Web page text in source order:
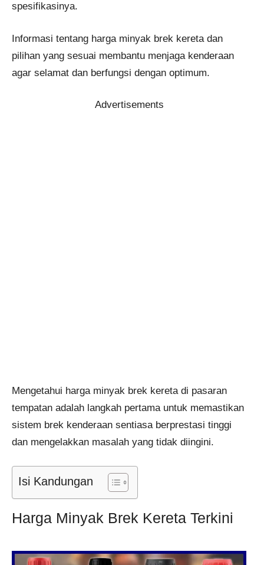
spesifikasinya.
Informasi tentang harga minyak brek kereta dan
pilihan yang sesuai membantu menjaga kenderaan
agar selamat dan berfungsi dengan optimum.
Advertisements
Mengetahui harga minyak brek kereta di pasaran
tempatan adalah langkah pertama untuk memastikan
sistem brek kenderaan sentiasa berprestasi tinggi
dan mengelakkan masalah yang tidak diingini.
Isi Kandungan
Harga Minyak Brek Kereta Terkini